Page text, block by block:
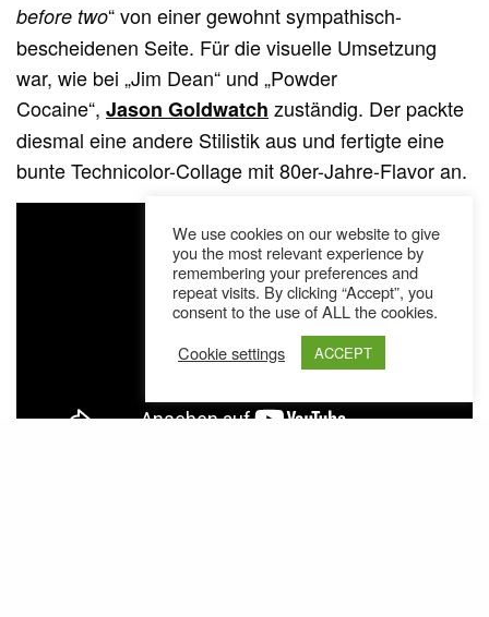
before two“ von einer gewohnt sympathisch-
bescheidenen Seite. Für die visuelle Umsetzung
war, wie bei „Jim Dean“ und „Powder
Cocaine“,Jason Goldwatch zuständig. Der packte
diesmal eine andere Stilistik aus und fertigte eine
bunte Technicolor-Collage mit 80er-Jahre-Flavor an.
We use cookies on our website to give
you the most relevant experience by
remembering your preferences and
repeat visits. By clicking “Accept”, you
consent to the use of ALL the cookies.
Cookie settings
ACCEPT